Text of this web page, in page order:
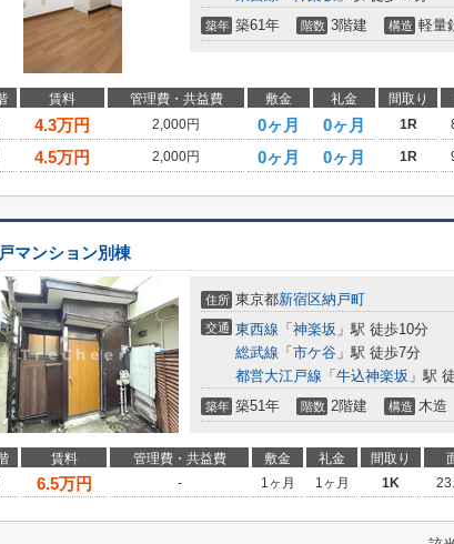
築年 築61年 階数 3階建 構造 軽量
賃料 管理費・共益費 敷金 礼金 間取り
4.3万円 2,000円 0ヶ月 0ヶ月 1R
4.5万円 2,000円 0ヶ月 0ヶ月 1R
マンション別棟
住所 東京都新宿区納戸町
交通 東西線 「 神楽坂 」駅 徒歩10分
総武線 「 市ケ谷 」駅 徒歩7分
都営大江戸線 「 牛込神楽坂 」駅
築年 築51年 階数 2階建 構造 木造
賃料 管理費・共益費 敷金 礼金 間取り
6.5万円 - 1ヶ月 1ヶ月 1K